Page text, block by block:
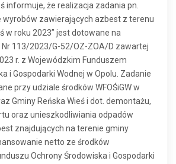
informuje, że realizacja zadania pn.
wyrobów zawierających azbest z terenu
w roku 2023” jest dotowane na
113/2023/G-52/OZ-ZOA/D zawartej
r. z Wojewódzkim Funduszem
i Gospodarki Wodnej w Opolu. Zadanie
przy udziale środków WFOŚiGW w
Gminy Reńska Wieś i dot. demontażu,
oraz unieszkodliwiania odpadów
znajdujących na terenie gminy
netto ze środków
Ochrony Środowiska i Gospodarki